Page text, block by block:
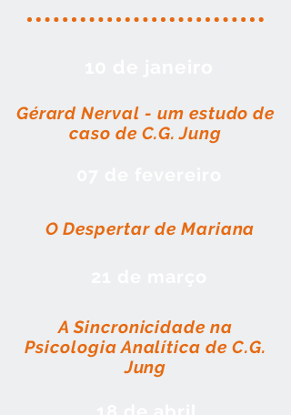
Gérard Nerval - um estudo de
caso de C.G. Jung
O Despertar de Mariana
A Sincronicidade na
Psicologia Analítica de C.G.
Jung